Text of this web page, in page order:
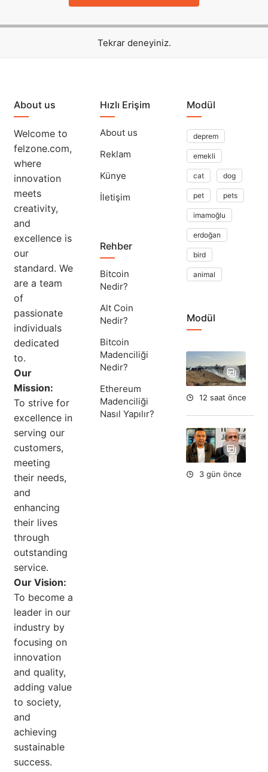
Tekrar deneyiniz.
About us
Welcome to
felzone.com,
where
innovation
meets
creativity,
and
excellence is
our
standard. We
are a team
of
passionate
individuals
dedicated
to.
Our
Mission:
To strive for
excellence in
serving our
customers,
meeting
their needs,
and
enhancing
their lives
through
outstanding
service.
Our Vision:
To become a
leader in our
industry by
focusing on
innovation
and quality,
adding value
to society,
and
achieving
sustainable
success.
Hızlı Erişim
About us
Reklam
Künye
İletişim
Rehber
Bitcoin
Nedir?
Alt Coin
Nedir?
Bitcoin
Madenciliği
Nedir?
Ethereum
Madenciliği
Nasıl Yapılır?
Modül
deprem
emekli
cat dog
pet pets
imamoğlu
erdoğan
bird
animal
Modül
12 saat önce
3 gün önce